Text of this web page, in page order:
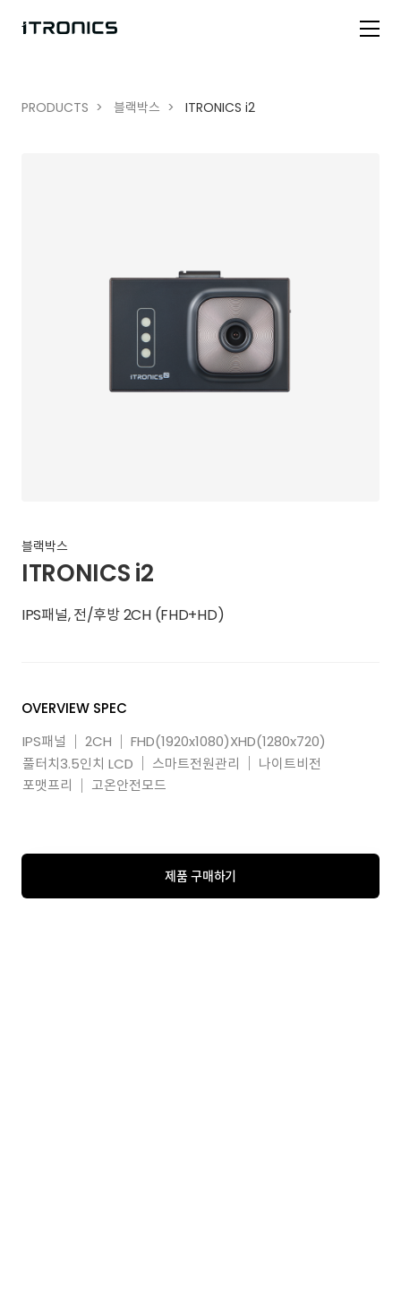
PRODUCTS 블랙박스 ITRONICS i2
블랙박스
ITRONICS i2
IPS패널, 전/후방 2CH (FHD+HD)
OVERVIEW SPEC
IPS패널
2CH
FHD(1920x1080)XHD(1280x720)
풀터치3.5인치 LCD
스마트전원관리
나이트비전
포맷프리
고온안전모드
제품 구매하기